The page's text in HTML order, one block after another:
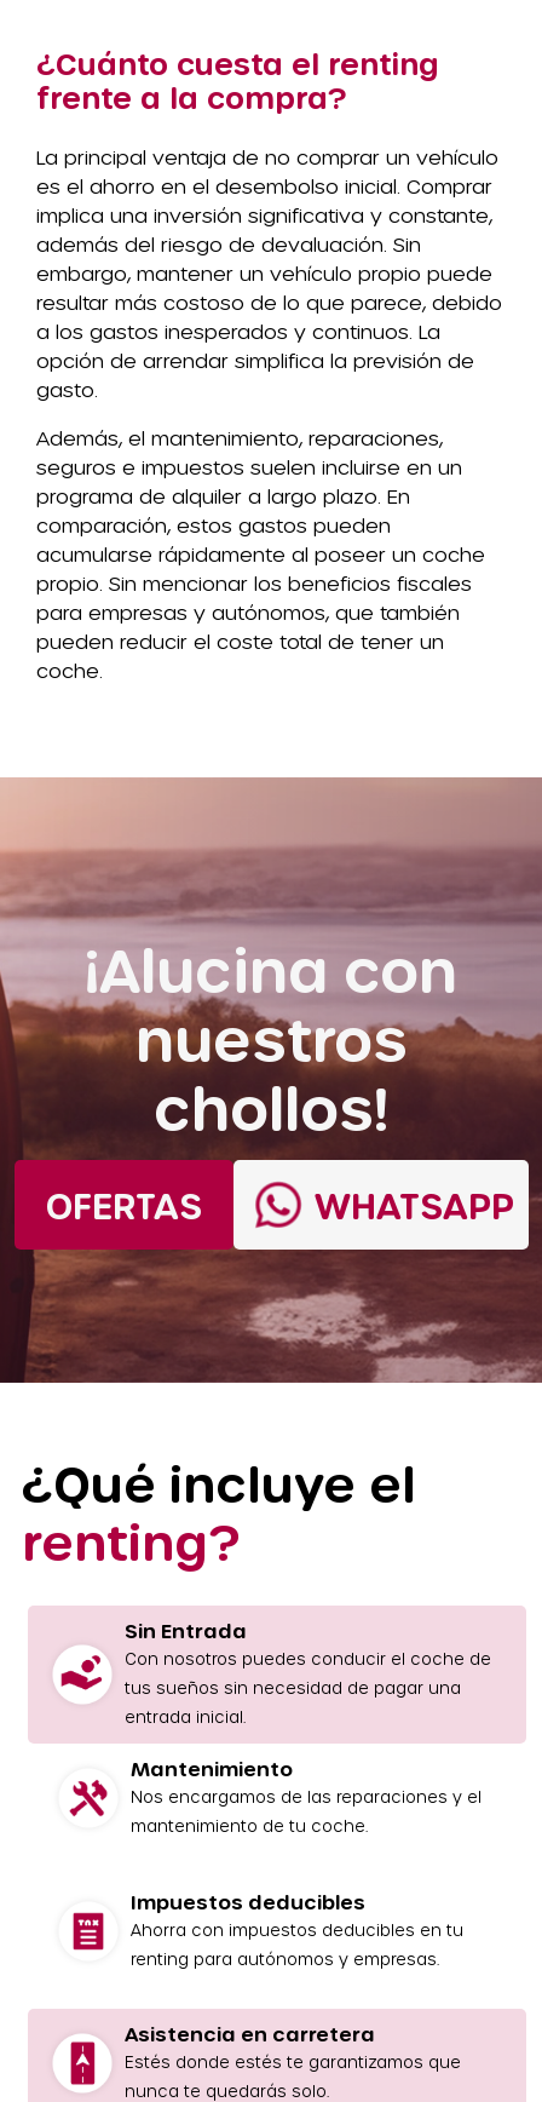
¿Cuánto cuesta el renting
frente a la compra?
La principal ventaja de no comprar un vehículo
es el ahorro en el desembolso inicial. Comprar
implica una inversión significativa y constante,
además del riesgo de devaluación. Sin
embargo, mantener un vehículo propio puede
resultar más costoso de lo que parece, debido
a los gastos inesperados y continuos. La
opción de arrendar simplifica la previsión de
gasto.
Además, el mantenimiento, reparaciones,
seguros e impuestos suelen incluirse en un
programa de alquiler a largo plazo. En
comparación, estos gastos pueden
acumularse rápidamente al poseer un coche
propio. Sin mencionar los beneficios fiscales
para empresas y autónomos, que también
pueden reducir el coste total de tener un
coche.
¡Alucina con
nuestros
chollos!
OFERTAS WHATSAPP
¿Qué incluye el
renting?
Sin Entrada
Con nosotros puedes conducir el coche de
tus sueños sin necesidad de pagar una
entrada inicial.
Mantenimiento
Nos encargamos de las reparaciones y el
mantenimiento de tu coche.
Impuestos deducibles
Ahorra con impuestos deducibles en tu
renting para autónomos y empresas.
Asistencia en carretera
Estés donde estés te garantizamos que
nunca te quedarás solo.